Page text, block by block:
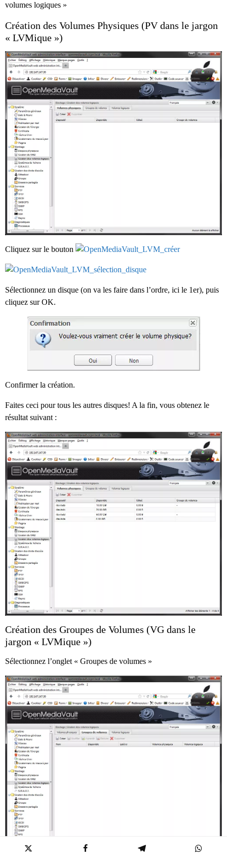
volumes logiques »
Création des Volumes Physiques (PV dans le jargon
« LVMique »)
Cliquez sur le bouton
Sélectionnez un disque (on va les faire dans l’ordre, ici le 1er), puis
cliquez sur OK.
Confirmer la création.
Faites ceci pour tous les autres disques! A la fin, vous obtenez le
résultat suivant :
Création des Groupes de Volumes (VG dans le
jargon « LVMique »)
Sélectionnez l’onglet « Groupes de volumes »